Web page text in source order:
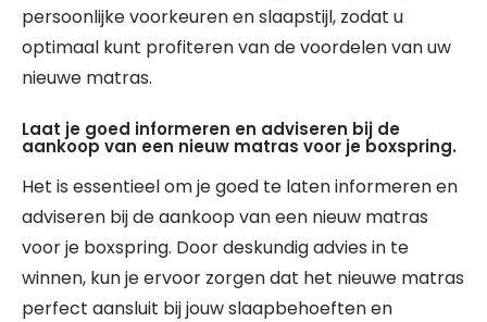
persoonlijke voorkeuren en slaapstijl, zodat u
optimaal kunt profiteren van de voordelen van uw
nieuwe matras.
Laat je goed informeren en adviseren bij de
aankoop van een nieuw matras voor je boxspring.
Het is essentieel om je goed te laten informeren en
adviseren bij de aankoop van een nieuw matras
voor je boxspring. Door deskundig advies in te
winnen, kun je ervoor zorgen dat het nieuwe matras
perfect aansluit bij jouw slaapbehoeften en